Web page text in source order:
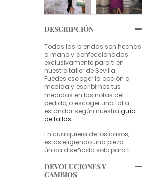
DESCRIPCIÓN
Todas las prendas son hechas
a mano y confeccionadas
exclusivamente para ti en
nuestro taller de Sevilla.
Puedes escoger la opción a
medida y escribirnos tus
medidas en las notas del
pedido, o escoger una talla
estándar según nuestra guía
de tallas.
En cualquiera de los casos,
estás eligiendo una pieza
única diseñada solo para ti.
DEVOLUCIONES Y
CAMBIOS